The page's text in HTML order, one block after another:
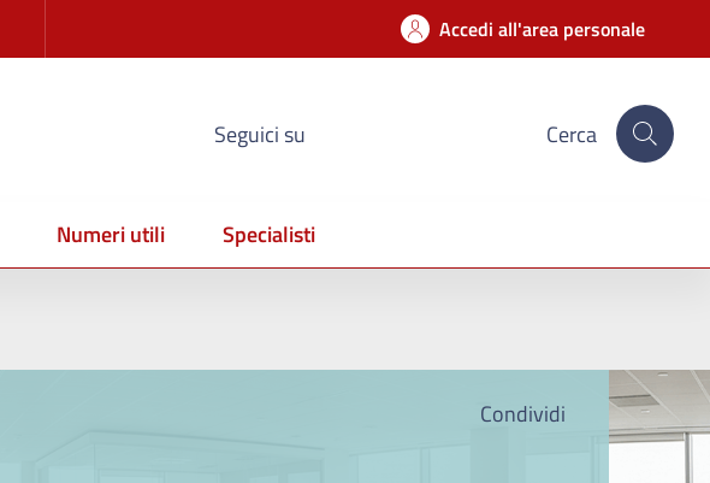
Accedi all'area personale
Seguici su Cerca
Numeri utili Specialisti
Condividi